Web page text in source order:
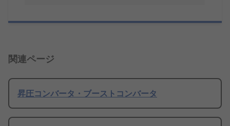
関連ページ
昇圧コンバータ・ブーストコンバータ